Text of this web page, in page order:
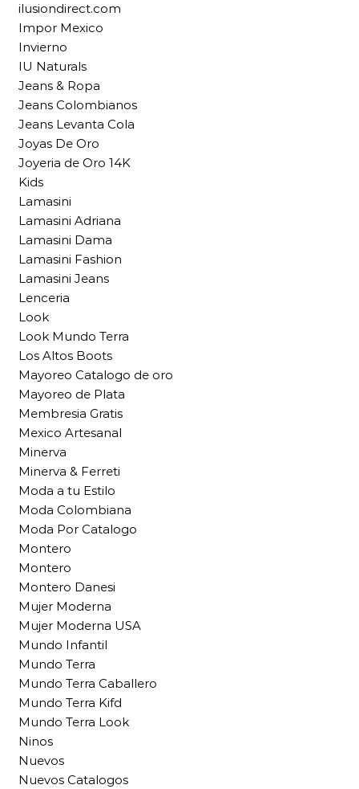
ilusiondirect.com
Impor Mexico
Invierno
IU Naturals
Jeans & Ropa
Jeans Colombianos
Jeans Levanta Cola
Joyas De Oro
Joyeria de Oro 14K
Kids
Lamasini
Lamasini Adriana
Lamasini Dama
Lamasini Fashion
Lamasini Jeans
Lenceria
Look
Look Mundo Terra
Los Altos Boots
Mayoreo Catalogo de oro
Mayoreo de Plata
Membresia Gratis
Mexico Artesanal
Minerva
Minerva & Ferreti
Moda a tu Estilo
Moda Colombiana
Moda Por Catalogo
Montero
Montero
Montero Danesi
Mujer Moderna
Mujer Moderna USA
Mundo Infantil
Mundo Terra
Mundo Terra Caballero
Mundo Terra Kifd
Mundo Terra Look
Ninos
Nuevos
Nuevos Catalogos